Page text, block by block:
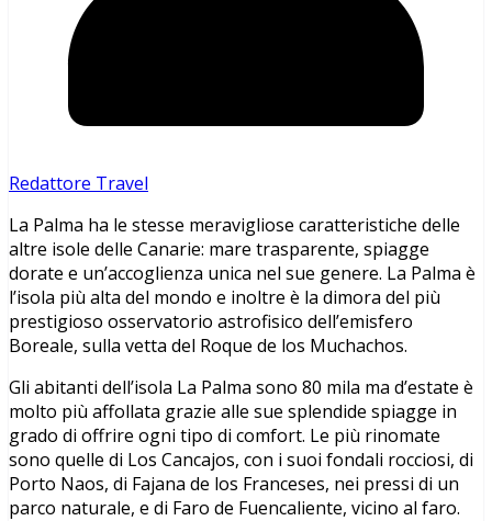
Redattore Travel
La Palma ha le stesse meravigliose caratteristiche delle
altre isole delle Canarie: mare trasparente, spiagge
dorate e un’accoglienza unica nel sue genere. La Palma è
l’isola più alta del mondo e inoltre è la dimora del più
prestigioso osservatorio astrofisico dell’emisfero
Boreale, sulla vetta del Roque de los Muchachos.
Gli abitanti dell’isola La Palma sono 80 mila ma d’estate è
molto più affollata grazie alle sue splendide spiagge in
grado di offrire ogni tipo di comfort. Le più rinomate
sono quelle di Los Cancajos, con i suoi fondali rocciosi, di
Porto Naos, di Fajana de los Franceses, nei pressi di un
parco naturale, e di Faro de Fuencaliente, vicino al faro.